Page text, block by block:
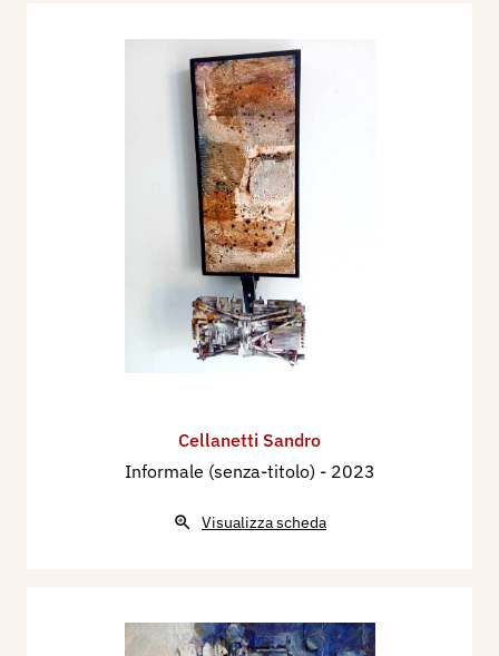
Cellanetti Sandro
Informale (senza-titolo) - 2023
Visualizza scheda